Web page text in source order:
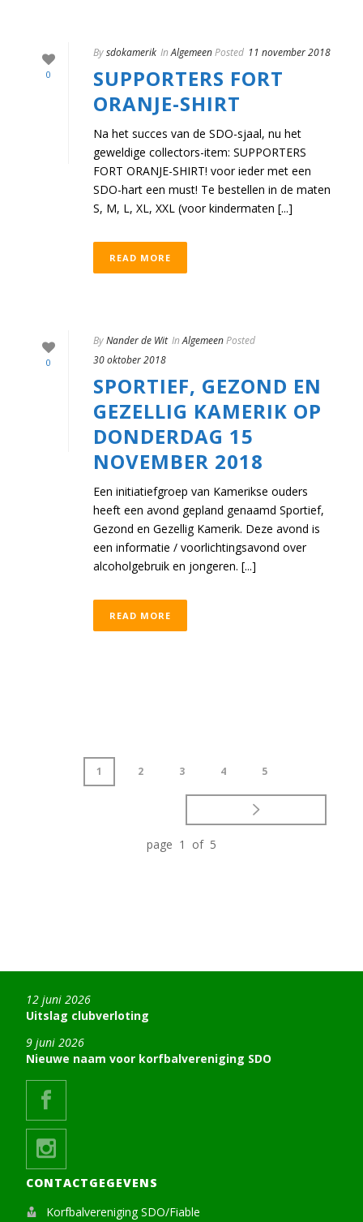
0
Bysdokamerik InAlgemeenPosted 11 november 2018
SUPPORTERS FORT
ORANJE-SHIRT
Na het succes van de SDO-sjaal, nu het
geweldige collectors-item: SUPPORTERS
FORT ORANJE-SHIRT! voor ieder met een
SDO-hart een must! Te bestellen in de maten
S, M, L, XL, XXL (voor kindermaten [...]
READ MORE
0
ByNander de Wit InAlgemeenPosted
30 oktober 2018
SPORTIEF, GEZOND EN
GEZELLIG KAMERIK OP
DONDERDAG 15
NOVEMBER 2018
Een initiatiefgroep van Kamerikse ouders
heeft een avond gepland genaamd Sportief,
Gezond en Gezellig Kamerik. Deze avond is
een informatie / voorlichtingsavond over
alcoholgebruik en jongeren. [...]
READ MORE
1 2 3 4 5
page 1 of 5
Uitslag clubverloting
12 juni 2026
Nieuwe naam voor korfbalvereniging SDO
9 juni 2026
CONTACTGEGEVENS
Korfbalvereniging SDO/Fiable